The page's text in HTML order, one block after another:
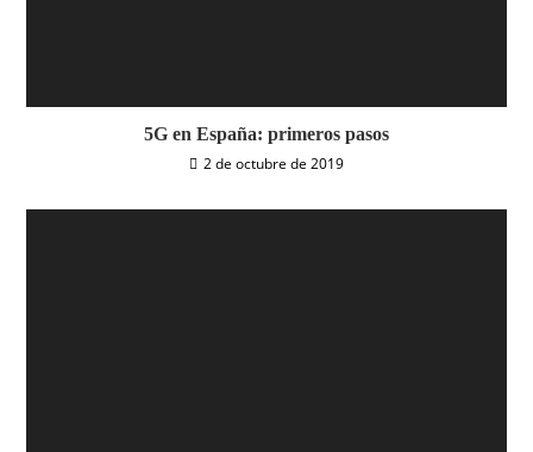
5G en España: primeros pasos
2 de octubre de 2019